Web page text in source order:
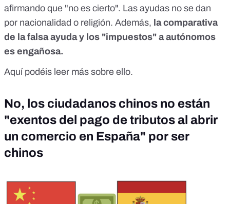
afirmando que "no es cierto". Las ayudas no se dan
por nacionalidad o religión. Además, la comparativa
de la falsa ayuda y los "impuestos" a autónomos
es engañosa.
Aquí podéis leer más sobre ello.
No, los ciudadanos chinos no están
"exentos del pago de tributos al abrir
un comercio en España" por ser
chinos